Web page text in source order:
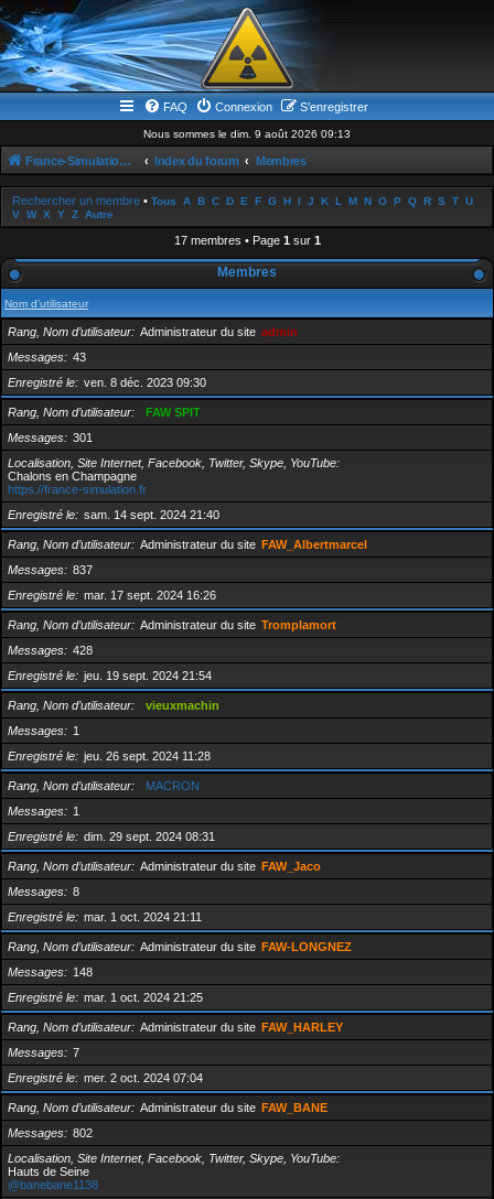
FAQ Connexion S’enregistrer
Nous sommes le dim. 9 août 2026 09:13
France-Simulation / Simulation-france-magazine.com Index du forum Membres
Rechercher un membre • Tous A B C D E F G H I J K L M N O P Q R S T U
V W X Y Z Autre
17 membres • Page 1 sur 1
Membres
Nom d’utilisateur
Rang, Nom d’utilisateur Administrateur du site admin
Messages
43
Enregistré le
ven. 8 déc. 2023 09:30
Rang, Nom d’utilisateur
FAW SPIT
Messages
301
Localisation, Site Internet, Facebook, Twitter, Skype, YouTube
Chalons en Champagne
https://france-simulation.fr
Enregistré le
sam. 14 sept. 2024 21:40
Rang, Nom d’utilisateur Administrateur du site FAW_Albertmarcel
Messages
837
Enregistré le
mar. 17 sept. 2024 16:26
Rang, Nom d’utilisateur Administrateur du site Tromplamort
Messages
428
Enregistré le
jeu. 19 sept. 2024 21:54
Rang, Nom d’utilisateur
vieuxmachin
Messages
1
Enregistré le
jeu. 26 sept. 2024 11:28
Rang, Nom d’utilisateur
MACRON
Messages
1
Enregistré le
dim. 29 sept. 2024 08:31
Rang, Nom d’utilisateur Administrateur du site FAW_Jaco
Messages
8
Enregistré le
mar. 1 oct. 2024 21:11
Rang, Nom d’utilisateur Administrateur du site FAW-LONGNEZ
Messages
148
Enregistré le
mar. 1 oct. 2024 21:25
Rang, Nom d’utilisateur Administrateur du site FAW_HARLEY
Messages
7
Enregistré le
mer. 2 oct. 2024 07:04
Rang, Nom d’utilisateur Administrateur du site FAW_BANE
Messages
802
Localisation, Site Internet, Facebook, Twitter, Skype, YouTube
Hauts de Seine
@banebane1138